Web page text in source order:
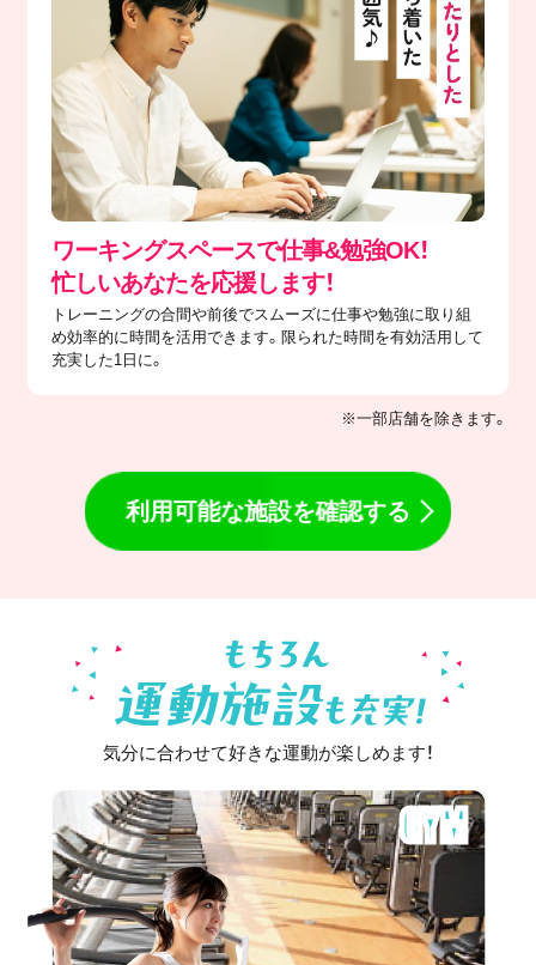
ワーキングスペースで仕事&勉強OK！
忙しいあなたを応援します！
トレーニングの合間や前後でスムーズに仕事や勉強に取り組
め効率的に時間を活用できます。限られた時間を有効活用して
充実した1日に。
※一部店舗を除きます。
利用可能な施設を確認する
気分に合わせて好きな運動が楽しめます！
GYM